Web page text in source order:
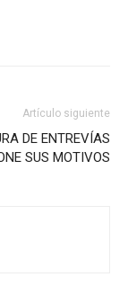
Artículo siguiente
DE ENTREVÍAS
SUS MOTIVOS